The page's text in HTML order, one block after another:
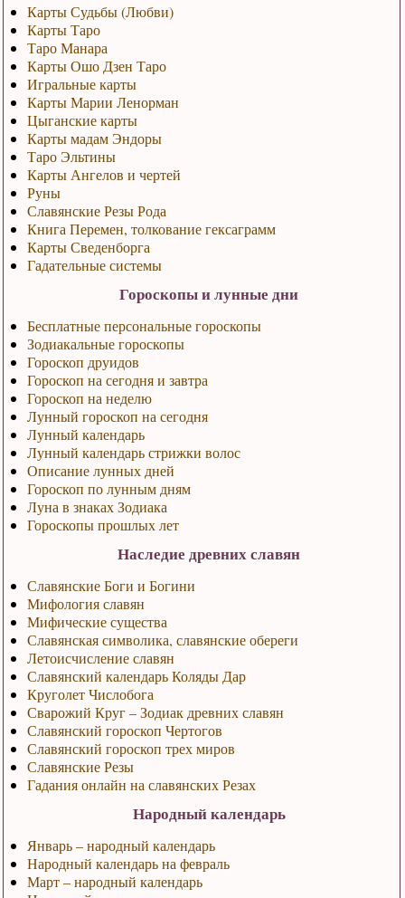
Карты Судьбы (Любви)
Карты Таро
Таро Манара
Карты Ошо Дзен Таро
Игральные карты
Карты Марии Ленорман
Цыганские карты
Карты мадам Эндоры
Таро Эльтины
Карты Ангелов и чертей
Руны
Славянские Резы Рода
Книга Перемен, толкование гексаграмм
Карты Сведенборга
Гадательные системы
Гороскопы и лунные дни
Бесплатные персональные гороскопы
Зодиакальные гороскопы
Гороскоп друидов
Гороскоп на сегодня и завтра
Гороскоп на неделю
Лунный гороскоп на сегодня
Лунный календарь
Лунный календарь стрижки волос
Описание лунных дней
Гороскоп по лунным дням
Луна в знаках Зодиака
Гороскопы прошлых лет
Наследие древних славян
Славянские Боги и Богини
Мифология славян
Мифические существа
Славянская символика, славянские обереги
Летоисчисление славян
Славянский календарь Коляды Дар
Круголет Числобога
Сварожий Круг – Зодиак древних славян
Славянский гороскоп Чертогов
Славянский гороскоп трех миров
Славянские Резы
Гадания онлайн на славянских Резах
Народный календарь
Январь – народный календарь
Народный календарь на февраль
Март – народный календарь